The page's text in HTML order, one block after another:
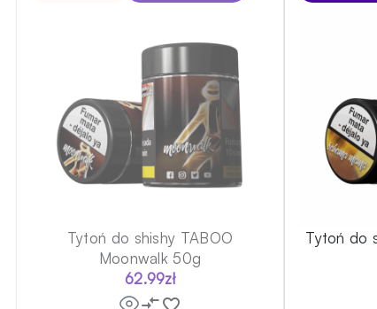
Tytoń do shishy TABOO
Moonwalk 50g
62.99zł
Tytoń do